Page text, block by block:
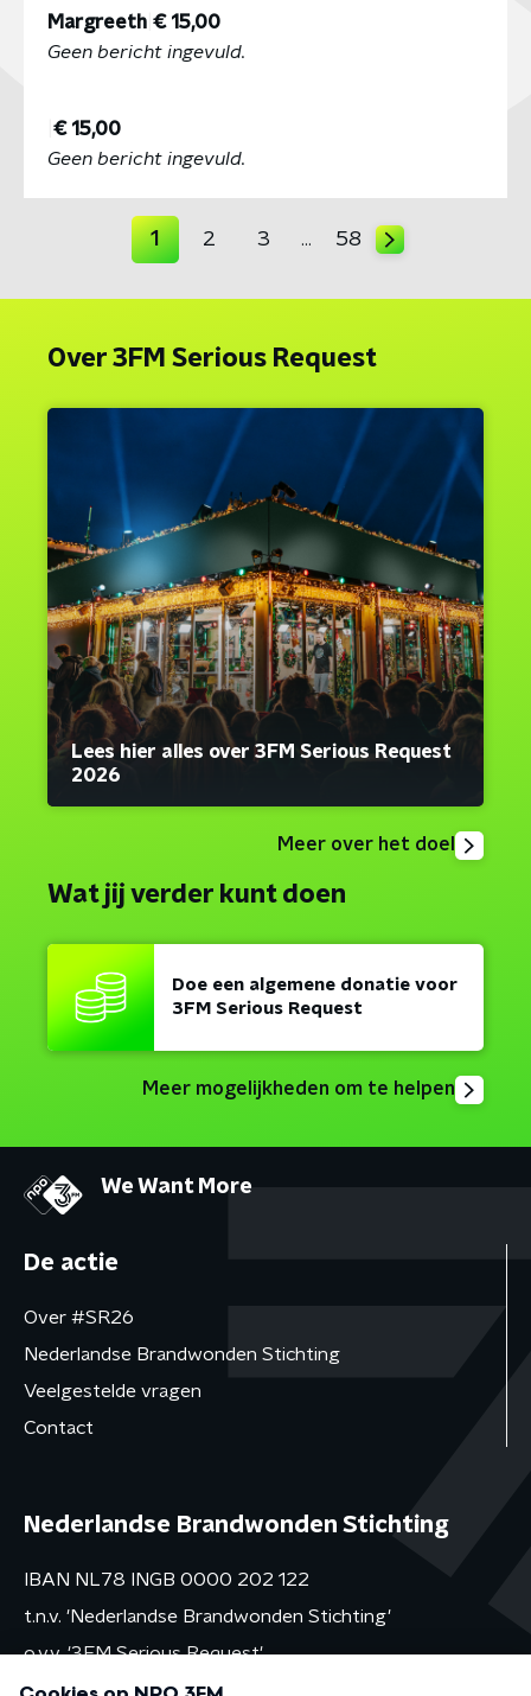
Margreeth € 15,00
Geen bericht ingevuld.
€ 15,00
Geen bericht ingevuld.
1 2 3 … 58
Over 3FM Serious Request
Lees hier alles over 3FM Serious Request
2026
Meer over het doel
Wat jij verder kunt doen
Doe een algemene donatie voor
3FM Serious Request
Meer mogelijkheden om te helpen
We Want More
De actie
Over #SR26
Nederlandse Brandwonden Stichting
Veelgestelde vragen
Contact
Nederlandse Brandwonden Stichting
IBAN NL78 INGB 0000 202 122
t.n.v. 'Nederlandse Brandwonden Stichting'
o.v.v. '3FM Serious Request'